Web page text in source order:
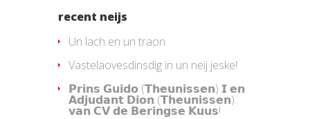
recent neijs
Un lach en un traon
Vastelaovesdinsdig in un neij jeske!
𝗣𝗿𝗶𝗻𝘀 𝗚𝘂𝗶𝗱𝗼 (𝗧𝗵𝗲𝘂𝗻𝗶𝘀𝘀𝗲𝗻) 𝗜 𝗲𝗻
𝗔𝗱𝗷𝘂𝗱𝗮𝗻𝘁 𝗗𝗶𝗼𝗻 (𝗧𝗵𝗲𝘂𝗻𝗶𝘀𝘀𝗲𝗻)
𝘃𝗮𝗻 𝗖𝗩 𝗱𝗲 𝗕𝗲𝗿𝗶𝗻𝗴𝘀𝗲 𝗞𝘂𝘂𝘀!